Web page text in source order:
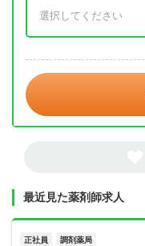
最近見た薬剤師求人
正社員 調剤薬局